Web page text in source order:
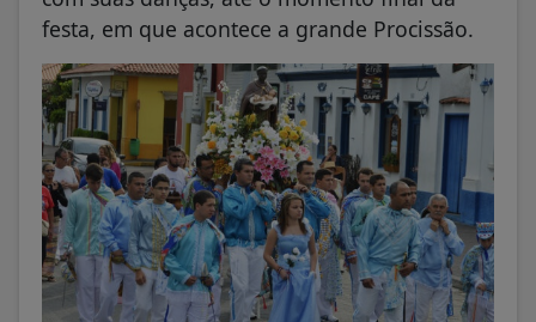
festa, em que acontece a grande Procissão.